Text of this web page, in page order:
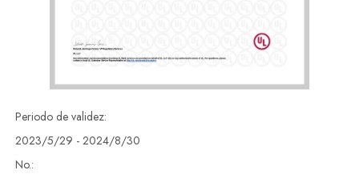
Periodo de validez:
2023/5/29 - 2024/8/30
No.: